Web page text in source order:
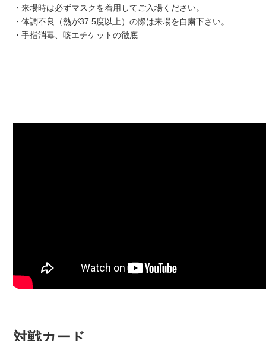
・来場時は必ずマスクを着用してご入場ください。
・体調不良（熱が37.5度以上）の際は来場を自粛下さい。
・手指消毒、咳エチケットの徹底
対戦カード